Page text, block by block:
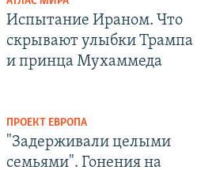
Испытание Ираном. Что
скрывают улыбки Трампа
и принца Мухаммеда
ПРОЕКТ ЕВРОПА
"Задерживали целыми
семьями". Гонения на